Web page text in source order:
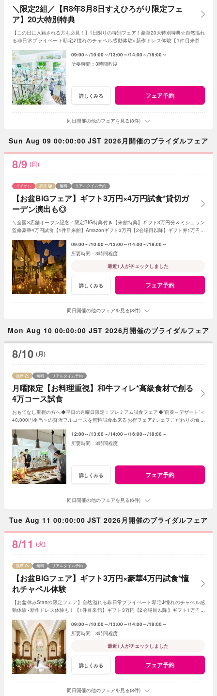
＼限定2組／【R8年8月8日すえひろがり限定フェ
ア】20大特別特典
【この日に入籍される方も必見！】1日限りの特別フェア！豪華20大特別特典☆自然溢れ
る非日常プライベート邸宅♪憧れのチャペル感動体験×新作ドレス体験【1件目来館】
09:00～ 10:00～ 13:00～ 14:00～ 18:00～
3時間程度
詳しくみる フェア予約
同日開催の他のフェアを見る(8件)
Sun Aug 09 00:00:00 JST 2026月開催のブライダルフェア
8/9 (日)
【お盆BIGフェア】ギフト3万円×4万円試食*貸切ガ
ーデン演出も◎
イチオシ 残席 無料 リアルタイム予約
＼全国3店舗オープン記念／限定BIG特典付き【来館特典】ギフト3万円分＆ミシュラン
監修豪華4万円試食【1件目来館】Amazonギフト3万円【2会場目以降】ギフト券1万円プ
09:00～ 10:00～ 13:00～ 14:00～ 18:00～
3時間程度
最近1人がチェックしました
詳しくみる フェア予約
同日開催の他のフェアを見る(8件)
Mon Aug 10 00:00:00 JST 2026月開催のブライダルフェア
8/10 (月)
月曜限定【お料理重視】和牛フィレ*高級食材で創る
4万コース試食
残席 無料 リアルタイム予約
おもてなし重視の方へ◆平日の月曜日限定！プレミアム試食フェア◆”前菜～デザート”＜
40,000円相当＞の贅沢フルコースを無料試食出来るお得フェア♪シェフこだわりの食材
12:00～ 13:00～ 14:00～ 16:00～ 18:00～
3時間程度
詳しくみる フェア予約
同日開催の他のフェアを見る(6件)
Tue Aug 11 00:00:00 JST 2026月開催のブライダルフェア
8/11 (火)
【お盆BIGフェア】ギフト3万円×豪華4万円試食*憧
れチャペル体験
残席 無料 リアルタイム予約
【お盆休みStartの限定フェア】自然溢れる非日常プライベート邸宅♪憧れのチャペル感
動体験×新作ドレス体験も！【1件目来館】ギフト3万円【2会場目以降】ギフト1万円プ
09:00～ 10:00～ 13:00～ 14:00～ 18:00～
3時間程度
最近1人がチェックしました
詳しくみる フェア予約
同日開催の他のフェアを見る(8件)